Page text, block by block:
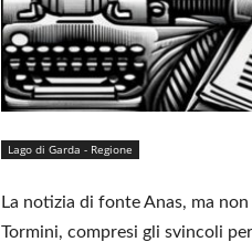
Lago di Garda - Regione
La notizia di fonte Anas, ma
Tormini, compresi gli svincoli